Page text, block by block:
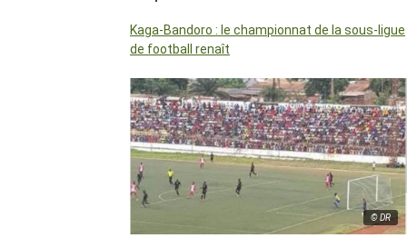
Kaga-Bandoro : le championnat de la sous-ligue
de football renaît
© DR